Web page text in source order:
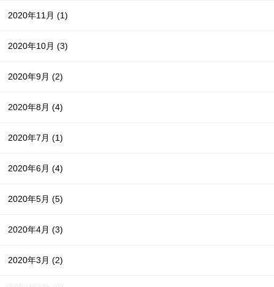
2020年11月(1)
2020年10月(3)
2020年9月(2)
2020年8月(4)
2020年7月(1)
2020年6月(4)
2020年5月(5)
2020年4月(3)
2020年3月(2)